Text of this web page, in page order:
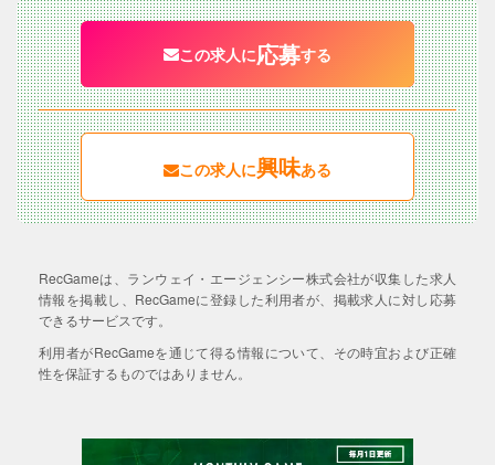
この求人に応募する
この求人に興味ある
RecGameは、ランウェイ・エージェンシー株式会社が収集した求人
情報を掲載し、RecGameに登録した利用者が、掲載求人に対し応募
できるサービスです。
利用者がRecGameを通じて得る情報について、その時宜および正確
性を保証するものではありません。